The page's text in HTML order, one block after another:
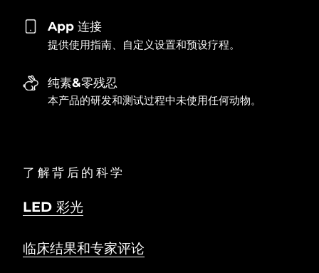
App 连接
提供使用指南、自定义设置和预设疗程。
纯素&零残忍
本产品的研发和测试过程中未使用任何动物。
了解背后的科学
LED 彩光
临床结果和专家评论